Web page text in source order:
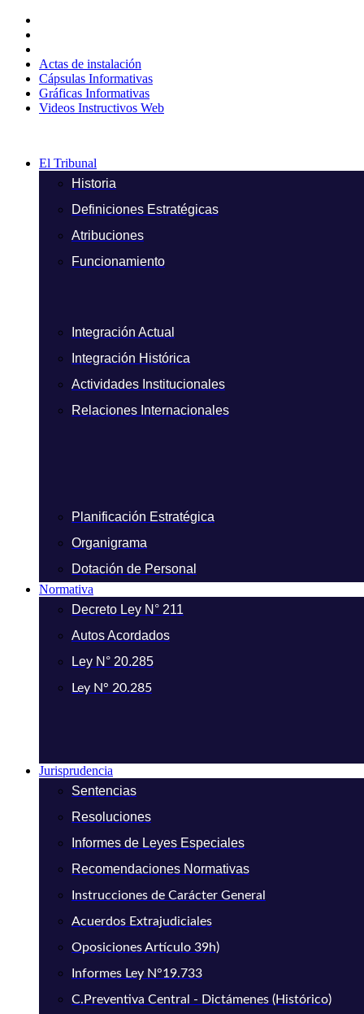
contenido
Actas de instalación
Cápsulas Informativas
Gráficas Informativas
Videos Instructivos Web
El Tribunal
Historia
Definiciones Estratégicas
Atribuciones
Funcionamiento
Integración Actual
Integración Histórica
Actividades Institucionales
Relaciones Internacionales
Planificación Estratégica
Organigrama
Dotación de Personal
Normativa
Decreto Ley N° 211
Autos Acordados
Ley N° 20.285
Ley N° 20.285
Jurisprudencia
Sentencias
Resoluciones
Informes de Leyes Especiales
Recomendaciones Normativas
Instrucciones de Carácter General
Acuerdos Extrajudiciales
Oposiciones Artículo 39h)
Informes Ley N°19.733
C.Preventiva Central - Dictámenes (Histórico)